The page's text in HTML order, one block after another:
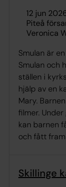
12 jun
Piteå
Veronica
Smulan är
Smulan och
ställen i
hjälp av en
Mary.
filmer.
kan barnen
och fått
Skillinge